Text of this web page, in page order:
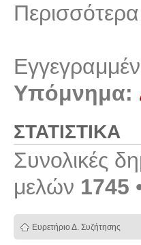
Υπόμνημα:
ΣΤΑΤΙΣΤΙΚΆ
Συνολικές
μελών 1745
Ευρετήριο Δ. Συζήτησης